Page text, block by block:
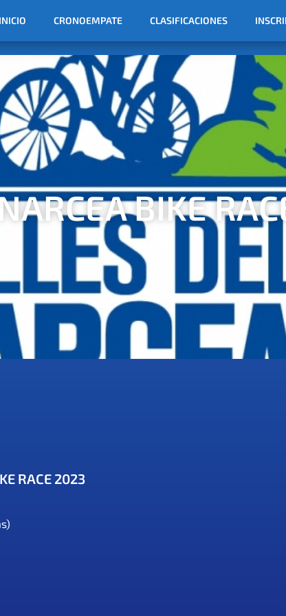
INICIO CRONOEMPATE CLASIFICACIONES
BIKE
RACE 2023